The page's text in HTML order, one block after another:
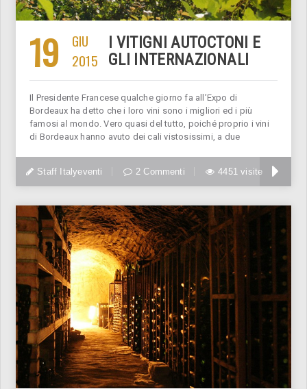
19
GIU
2015
I VITIGNI AUTOCTONI E
GLI INTERNAZIONALI
Il Presidente Francese qualche giorno fa all’Expo di
Bordeaux ha detto che i loro vini sono i migliori ed i più
famosi al mondo. Vero quasi del tutto, poiché proprio i vini
di Bordeaux hanno avuto dei cali vistosissimi, a due
Staff Italyeventi 2 Commenti 4451 visite